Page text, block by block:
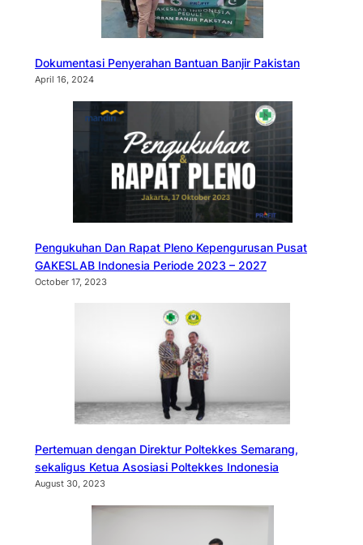
Dokumentasi Penyerahan Bantuan Banjir Pakistan
April 16, 2024
Pengukuhan Dan Rapat Pleno Kepengurusan Pusat
GAKESLAB Indonesia Periode 2023 – 2027
October 17, 2023
Pertemuan dengan Direktur Poltekkes Semarang,
sekaligus Ketua Asosiasi Poltekkes Indonesia
August 30, 2023